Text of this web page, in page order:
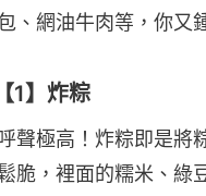
、網油牛肉等，你又
1】炸粽
聲極高！炸粽即是將
脆，裡面的糯米、綠